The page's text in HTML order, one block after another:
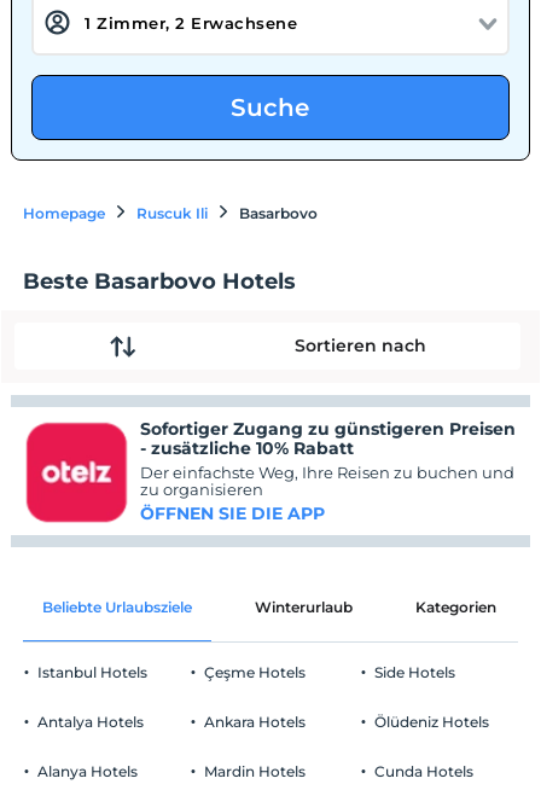
Suche
Homepage Ruscuk Ili Basarbovo
Beste Basarbovo Hotels
Sortieren nach
Sofortiger Zugang zu günstigeren Preisen
- zusätzliche 10% Rabatt
Der einfachste Weg, Ihre Reisen zu buchen und
zu organisieren
ÖFFNEN SIE DIE APP
Beliebte Urlaubsziele Winterurlaub Kategorien
Istanbul Hotels
Antalya Hotels
Alanya Hotels
Çeşme Hotels
Ankara Hotels
Mardin Hotels
Side Hotels
Ölüdeniz Hotels
Cunda Hotels